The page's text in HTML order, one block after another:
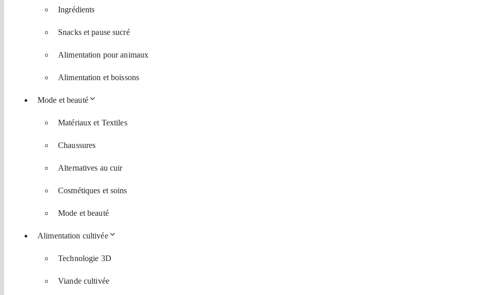
Ingrédients
Snacks et pause sucré
Alimentation pour animaux
Alimentation et boissons
Mode et beauté
Matériaux et Textiles
Chaussures
Alternatives au cuir
Cosmétiques et soins
Mode et beauté
Alimentation cultivée
Technologie 3D
Viande cultivée